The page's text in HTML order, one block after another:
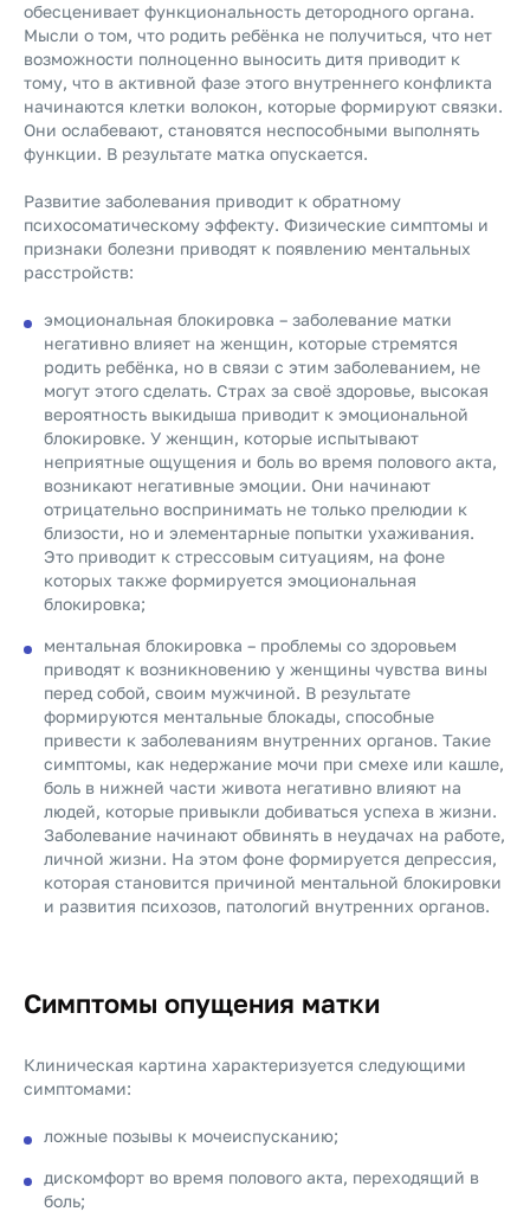
обесценивает функциональность детородного органа.
Мысли о том, что родить ребёнка не получиться, что нет
возможности полноценно выносить дитя приводит к
тому, что в активной фазе этого внутреннего конфликта
начинаются клетки волокон, которые формируют связки.
Они ослабевают, становятся неспособными выполнять
функции. В результате матка опускается.
Развитие заболевания приводит к обратному
психосоматическому эффекту. Физические симптомы и
признаки болезни приводят к появлению ментальных
расстройств:
эмоциональная блокировка – заболевание матки
негативно влияет на женщин, которые стремятся
родить ребёнка, но в связи с этим заболеванием, не
могут этого сделать. Страх за своё здоровье, высокая
вероятность выкидыша приводит к эмоциональной
блокировке. У женщин, которые испытывают
неприятные ощущения и боль во время полового акта,
возникают негативные эмоции. Они начинают
отрицательно воспринимать не только прелюдии к
близости, но и элементарные попытки ухаживания.
Это приводит к стрессовым ситуациям, на фоне
которых также формируется эмоциональная
блокировка;
ментальная блокировка – проблемы со здоровьем
приводят к возникновению у женщины чувства вины
перед собой, своим мужчиной. В результате
формируются ментальные блокады, способные
привести к заболеваниям внутренних органов. Такие
симптомы, как недержание мочи при смехе или кашле,
боль в нижней части живота негативно влияют на
людей, которые привыкли добиваться успеха в жизни.
Заболевание начинают обвинять в неудачах на работе,
личной жизни. На этом фоне формируется депрессия,
которая становится причиной ментальной блокировки
и развития психозов, патологий внутренних органов.
Симптомы опущения матки
Клиническая картина характеризуется следующими
симптомами:
ложные позывы к мочеиспусканию;
дискомфорт во время полового акта, переходящий в
боль;